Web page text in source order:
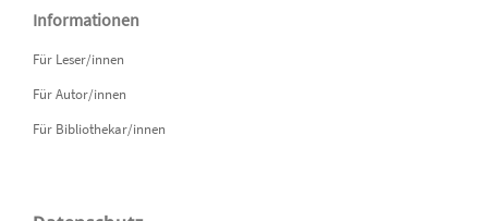
Informationen
Für Leser/innen
Für Autor/innen
Für Bibliothekar/innen